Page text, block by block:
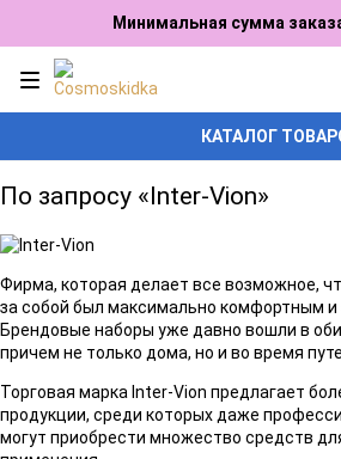
Минимальная сумма
КАТАЛОГ
По запросу «Inter-Vion»
Фирма, которая делает все возможное,
за собой был максимально комфортным
Брендовые наборы уже давно вошли в
причем не только дома, но и во время
Торговая марка Inter-Vion предлагает
продукции, среди которых даже
могут приобрести множество средств